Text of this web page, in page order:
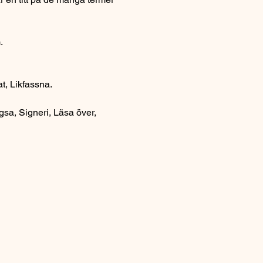
Likfassna.
Signeri, Läsa över,